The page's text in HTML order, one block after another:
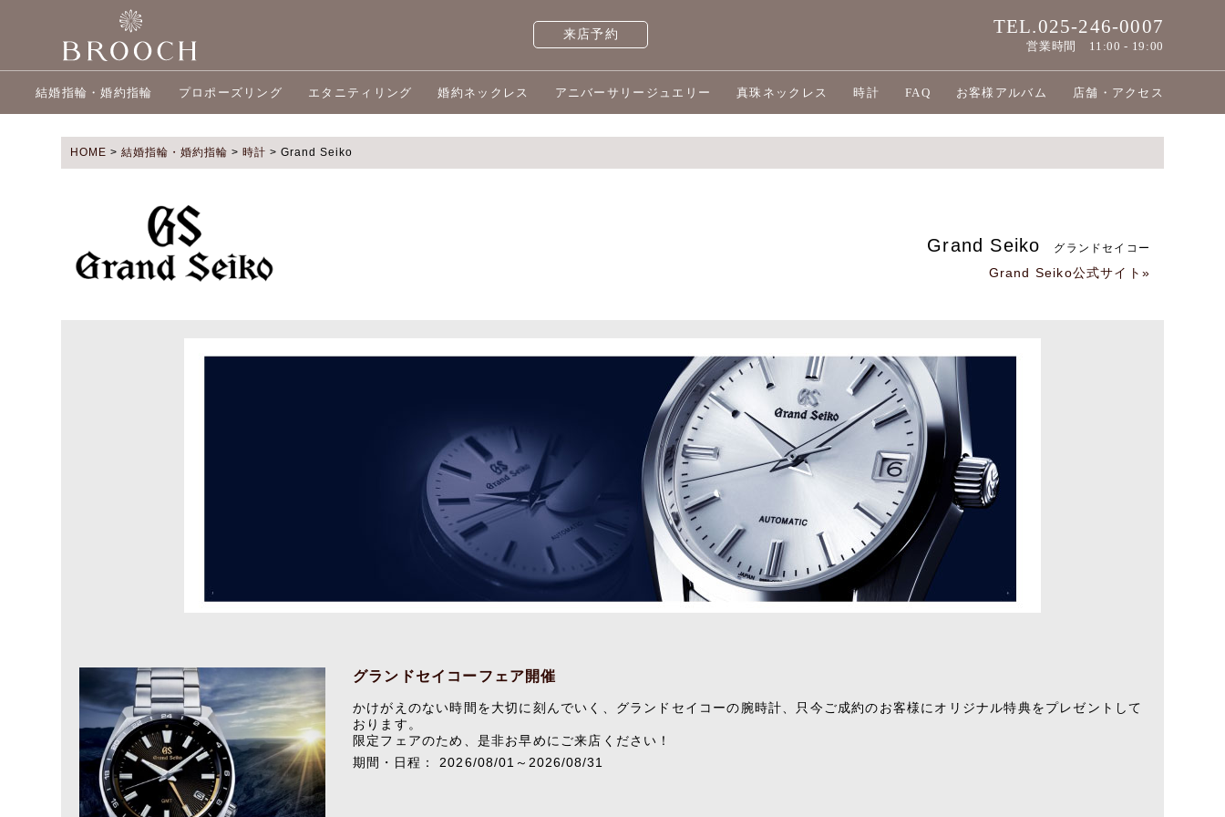
来店予約 TEL.025-246-0007
営業時間 11:00 - 19:00
結婚指輪・婚約指輪 プロポーズリング エタニティリング 婚約ネックレス アニバーサリージュエリー 真珠ネックレス 時計 FAQ お客様アルバム 店舗・アクセス
HOME > 結婚指輪・婚約指輪 > 時計 > Grand Seiko
Grand Seiko グランドセイコー
Grand Seiko公式サイト»
グランドセイコーフェア開催
かけがえのない時間を大切に刻んでいく、グランドセイコーの腕時計、只今ご成約のお客様にオリジナル特典をプレゼントして
おります。
限定フェアのため、是非お早めにご来店ください！
期間・日程： 2026/08/01～2026/08/31